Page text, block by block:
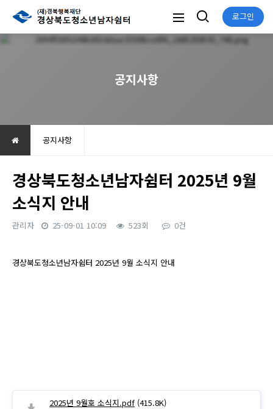
로그인
공지사항
공지사항
경상북도청소년남자쉼터 2025년 9월
소식지 안내
관리자 25-09-01 10:09 523회 0건
경상북도청소년남자쉼터 2025년 9월 소식지 안내
2025년 9월호 소식지.pdf (415.8K)